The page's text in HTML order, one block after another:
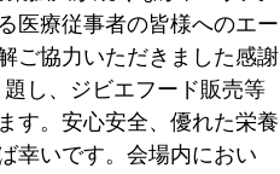
医療従事者の皆様へのエー
ご協力いただきました感謝
し、ジビエフード販売等
す。安心安全、優れた栄養
幸いです。会場内におい